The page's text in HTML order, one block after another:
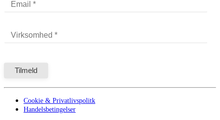
Cookie & Privatlivspolitk
Handelsbetingelser